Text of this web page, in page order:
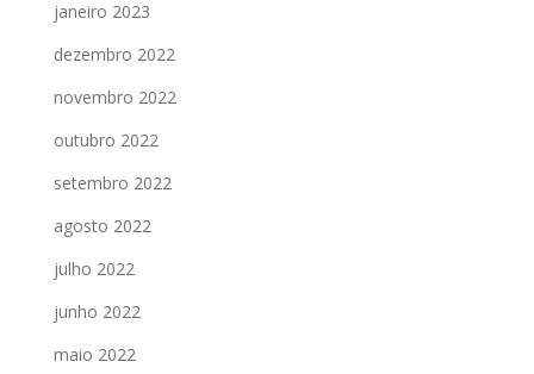
janeiro 2023
dezembro 2022
novembro 2022
outubro 2022
setembro 2022
agosto 2022
julho 2022
junho 2022
maio 2022